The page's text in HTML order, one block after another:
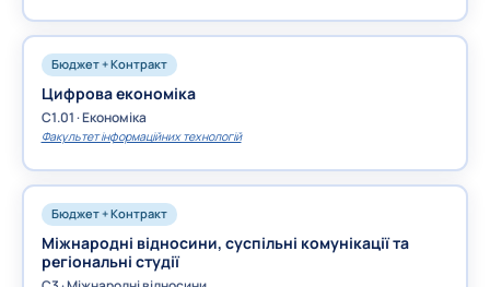
Бюджет + Контракт
Цифрова економіка
C1.01 · Економіка
Факультет інформаційних технологій
Бюджет + Контракт
Міжнародні відносини, суспільні комунікації та
регіональні студії